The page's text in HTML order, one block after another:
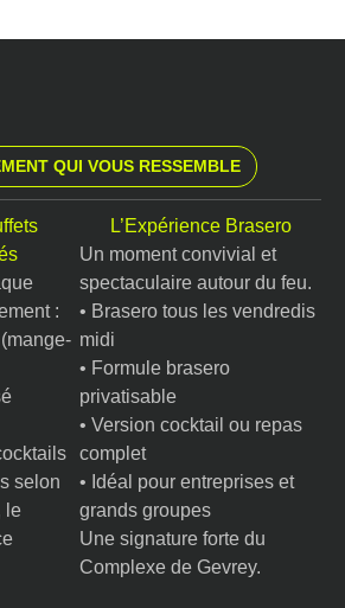
QUI VOUS RESSEMBLE
:
selon
le
L’Expérience Brasero
Un moment convivial et
spectaculaire autour du feu.
• Brasero tous les vendredis
midi
• Formule brasero
privatisable
• Version cocktail ou repas
complet
• Idéal pour entreprises et
grands groupes
Une signature forte du
Complexe de Gevrey.